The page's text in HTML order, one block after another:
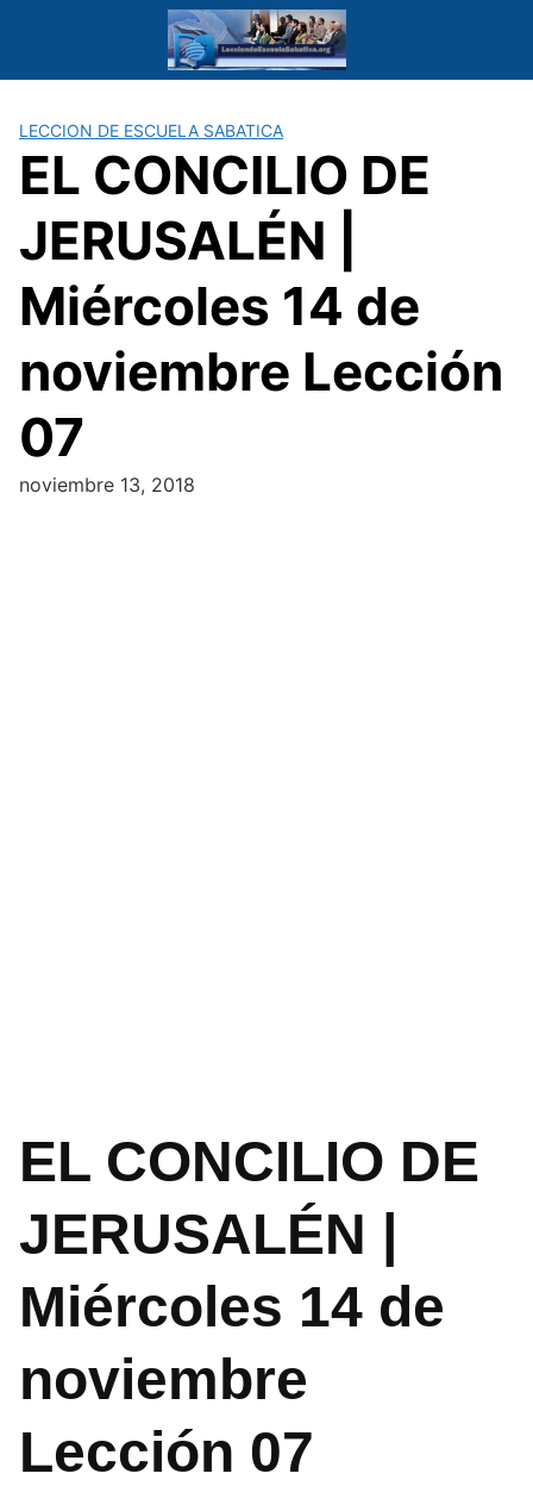
LECCION DE ESCUELA SABATICA
EL CONCILIO DE
JERUSALÉN |
Miércoles 14 de
noviembre Lección
07
noviembre 13, 2018
EL CONCILIO DE
JERUSALÉN |
Miércoles 14 de
noviembre
Lección 07